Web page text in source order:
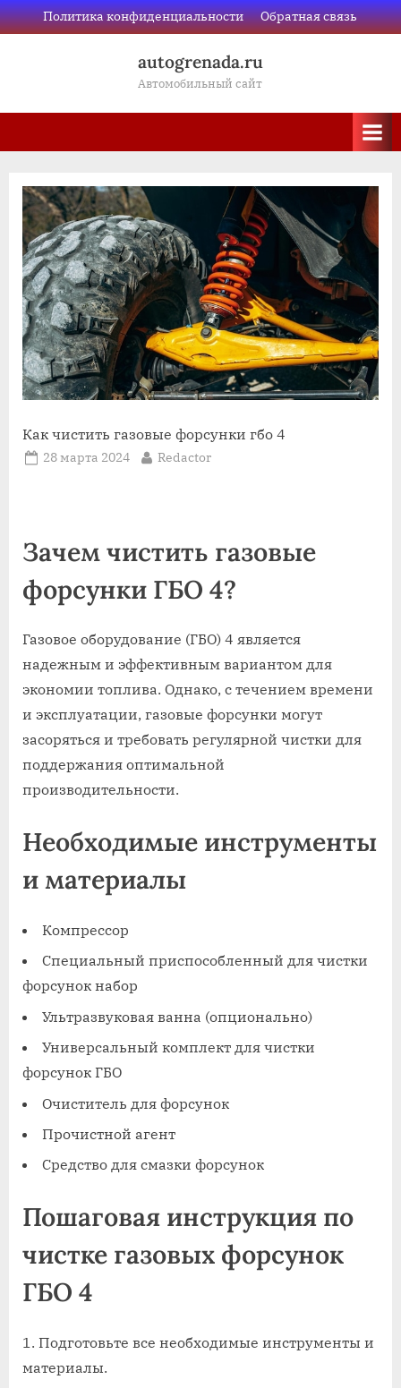
Skip
to
Политика конфиденциальности Обратная связь
autogrenada.ru
Автомобильный сайт
Как чистить газовые форсунки гбо 4
Posted
28 марта 2024 By
Redactor
Зачем чистить газовые
форсунки ГБО 4?
Газовое оборудование (ГБО) 4 является
надежным и эффективным вариантом для
экономии топлива. Однако, с течением времени
и эксплуатации, газовые форсунки могут
засоряться и требовать регулярной чистки для
поддержания оптимальной
производительности.
Необходимые инструменты
и материалы
Компрессор
Специальный приспособленный для чистки
форсунок набор
Ультразвуковая ванна (опционально)
Универсальный комплект для чистки
форсунок ГБО
Очиститель для форсунок
Прочистной агент
Средство для смазки форсунок
Пошаговая инструкция по
чистке газовых форсунок
ГБО 4
Подготовьте все необходимые инструменты и
материалы.